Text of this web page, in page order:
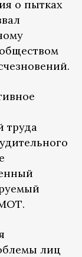
о пытках
труда
лиц